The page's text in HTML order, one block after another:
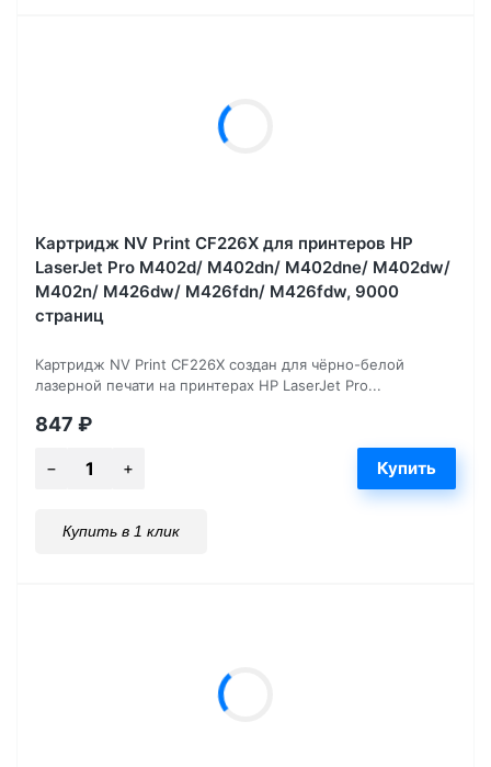
Картридж NV Print CF226X для принтеров HP
LaserJet Pro M402d/ M402dn/ M402dne/ M402dw/
M402n/ M426dw/ M426fdn/ M426fdw, 9000
страниц
Картридж NV Print CF226X создан для чёрно-белой
лазерной печати на принтерах HP LaserJet Pro...
847 ₽
Купить в 1 клик